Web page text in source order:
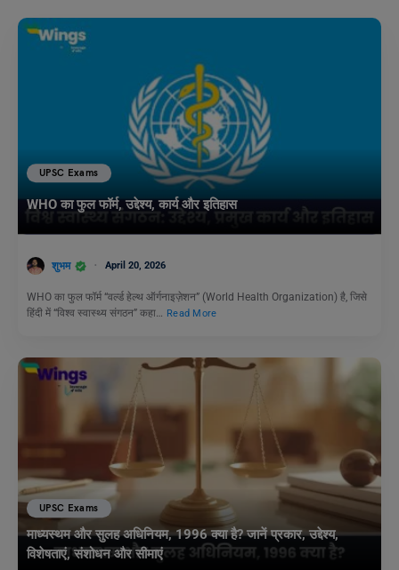
UPSC Exams
WHO का फुल फॉर्म, उद्देश्य, कार्य और इतिहास
शुभम April 20, 2026
WHO का फुल फॉर्म “वर्ल्ड हेल्थ ऑर्गनाइज़ेशन” (World Health Organization) है, जिसे
हिंदी में “विश्व स्वास्थ्य संगठन” कहा… Read More
UPSC Exams
माध्यस्थम और सुलह अधिनियम, 1996 क्या है? जानें प्रकार, उद्देश्य,
विशेषताएं, संशोधन और सीमाएं